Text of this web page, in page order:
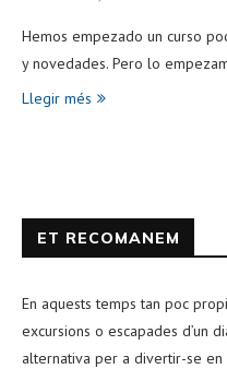
Hemos empezado un curso
y novedades. Pero lo
Llegir més
ET RECOMANEM
En aquests temps tan poc
excursions o escapades d’un
alternativa per a divertir-se en